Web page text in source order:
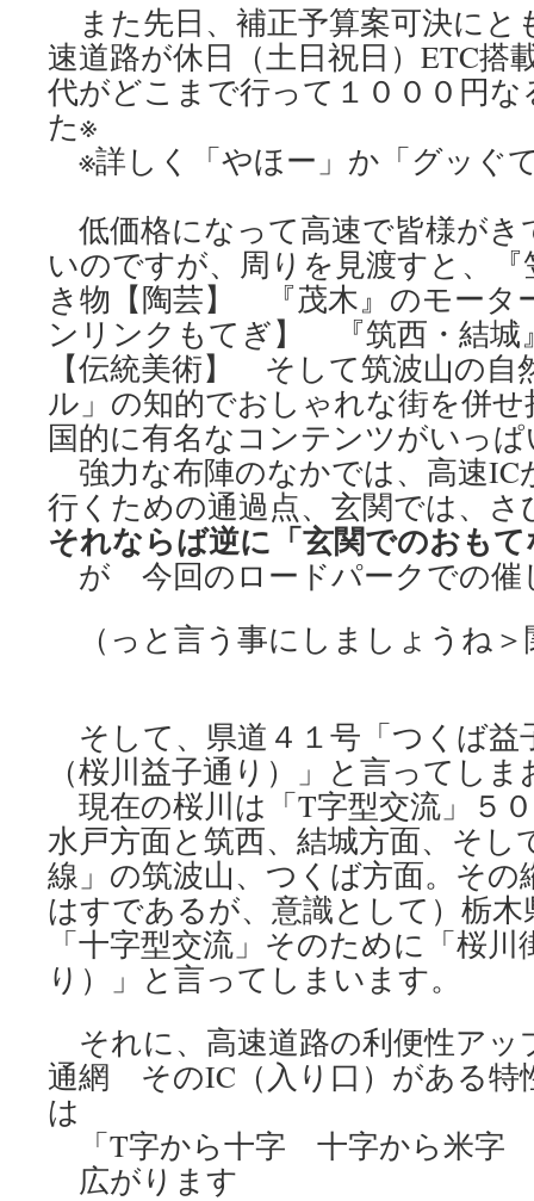
また先日、補正予算案可決にと
速道路が休日（土日祝日）ETC搭
代がどこまで行って１０００円
た※
※詳しく「やほー」か「グッぐ
低価格になって高速で皆様がき
いのですが、周りを見渡すと、
き物【陶芸】 『茂木』のモータ
ンリンクもてぎ】 『筑西・結城
【伝統美術】 そして筑波山の自
ル」の知的でおしゃれな街を併
国的に有名なコンテンツがいっ
強力な布陣のなかでは、高速IC
行くための通過点、玄関では、
それならば逆に「玄関でのおも
が 今回のロードパークでの催
（っと言う事にしましょうね＞
そして、県道４１号「つくば益
（桜川益子通り）」と言ってしま
現在の桜川は「T字型交流」５
水戸方面と筑西、結城方面、そし
線」の筑波山、つくば方面。その
はすであるが、意識として）栃
「十字型交流」そのために「桜
り）」と言ってしまいます。
それに、高速道路の利便性アッ
通網 そのIC（入り口）がある特
は
「T字から十字 十字から米字
広がります